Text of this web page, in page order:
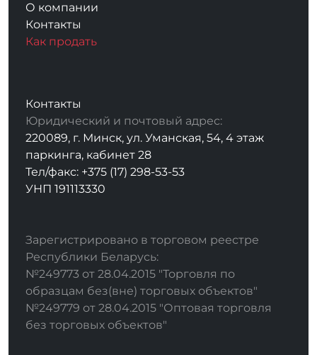
О компании
Контакты
Как продать
Контакты
Юридический и почтовый адрес:
220089, г. Минск, ул. Уманская, 54, 4 этаж
паркинга, кабинет 28
Тел/факс: +375 (17) 298-53-53
УНП 191113330
Зарегистрировано в торговом реестре
Республики Беларусь:
№249773 от 28.04.2015 "Торговля по
образцам без(вне) торговых объектов"
№249779 от 28.04.2015 "Оптовая торговля
без торговых объектов"